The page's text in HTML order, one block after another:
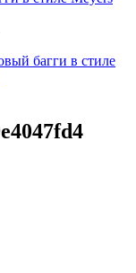
багги в стиле